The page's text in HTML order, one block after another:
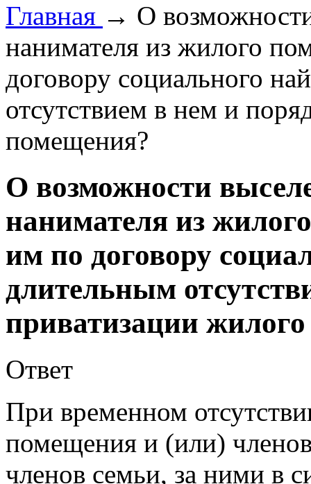
Главная → О
нанимателя из жилого
договору социального
отсутствием в нем и
помещения?
О возможности
нанимателя из
им по договору
длительным
приватизации
Ответ
При временном
помещения и (или)
членов семьи, за ними в